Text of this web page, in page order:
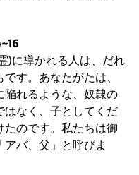
)に導かれる人は、だれ
す。あなたがたは、
陥れるような、奴隷の
はなく、子としてくだ
たのです。私たちは御
アバ、父」と呼びま